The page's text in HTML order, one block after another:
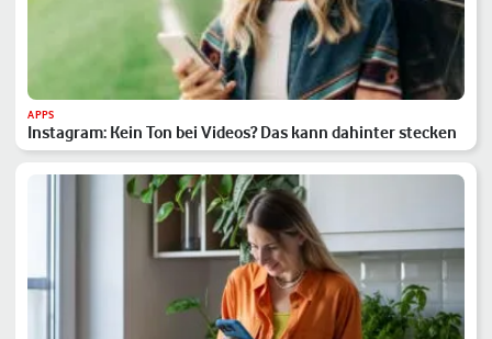
APPS
Instagram: Kein Ton bei Videos? Das kann dahinter stecken